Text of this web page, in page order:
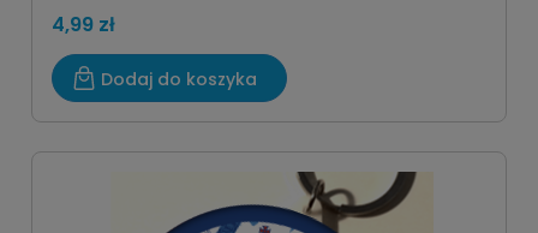
4,99 zł
Dodaj do koszyka